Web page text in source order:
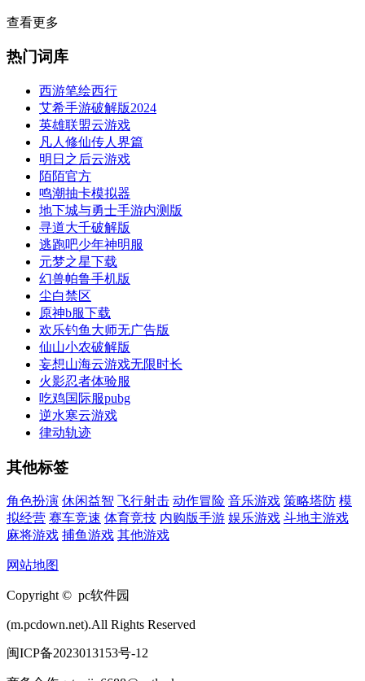
查看更多
热门词库
西游笔绘西行
艾希手游破解版2024
英雄联盟云游戏
凡人修仙传人界篇
明日之后云游戏
陌陌官方
鸣潮抽卡模拟器
地下城与勇士手游内测版
寻道大千破解版
逃跑吧少年神明服
元梦之星下载
幻兽帕鲁手机版
尘白禁区
原神b服下载
欢乐钓鱼大师无广告版
仙山小农破解版
妄想山海云游戏无限时长
火影忍者体验服
吃鸡国际服pubg
逆水寒云游戏
律动轨迹
其他标签
角色扮演 休闲益智 飞行射击 动作冒险 音乐游戏 策略塔防 模
拟经营 赛车竞速 体育竞技 内购版手游 娱乐游戏 斗地主游戏
麻将游戏 捕鱼游戏 其他游戏
网站地图
Copyright © pc软件园
(m.pcdown.net).All Rights Reserved
闽ICP备2023013153号-12